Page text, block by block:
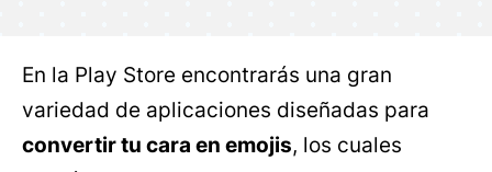
En la Play Store encontrarás una gran
variedad de aplicaciones diseñadas para
convertir tu cara en emojis, los cuales